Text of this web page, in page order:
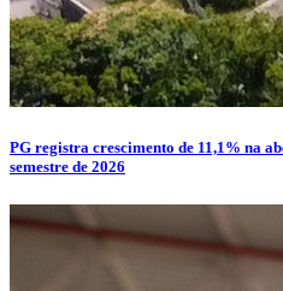
PG registra crescimento de 11,1% na
semestre de 2026